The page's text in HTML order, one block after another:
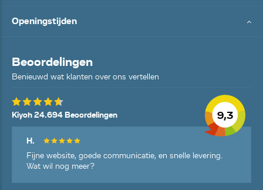
Openingstijden
Beoordelingen
Benieuwd wat klanten over ons vertellen
9,3
Kiyoh 24.694 Beoordelingen
H.
Fijne website, goede communicatie, en snelle levering.
Wat wil nog meer?